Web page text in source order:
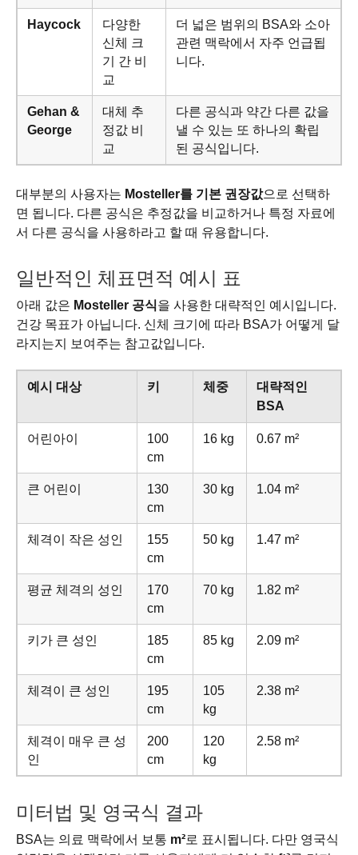
Haycock
다양한
신체 크
기 간 비
교
더 넓은 범위의 BSA와 소아
관련 맥락에서 자주 언급됩
니다.
Gehan &
George
대체 추
정값 비
교
다른 공식과 약간 다른 값을
낼 수 있는 또 하나의 확립
된 공식입니다.
대부분의 사용자는 Mosteller를 기본 권장값으로 선택하
면 됩니다. 다른 공식은 추정값을 비교하거나 특정 자료에
서 다른 공식을 사용하라고 할 때 유용합니다.
일반적인 체표면적 예시 표
아래 값은 Mosteller 공식을 사용한 대략적인 예시입니다.
건강 목표가 아닙니다. 신체 크기에 따라 BSA가 어떻게 달
라지는지 보여주는 참고값입니다.
예시 대상 키 체중
대략적인
BSA
어린아이
100
cm
16 kg 0.67 m²
큰 어린이
130
cm
30 kg 1.04 m²
체격이 작은 성인
155
cm
50 kg 1.47 m²
평균 체격의 성인
170
cm
70 kg 1.82 m²
키가 큰 성인
185
cm
85 kg 2.09 m²
체격이 큰 성인
195
cm
105
kg
2.38 m²
체격이 매우 큰 성
인
200
cm
120
kg
2.58 m²
미터법 및 영국식 결과
BSA는 의료 맥락에서 보통 m²로 표시됩니다. 다만 영국식